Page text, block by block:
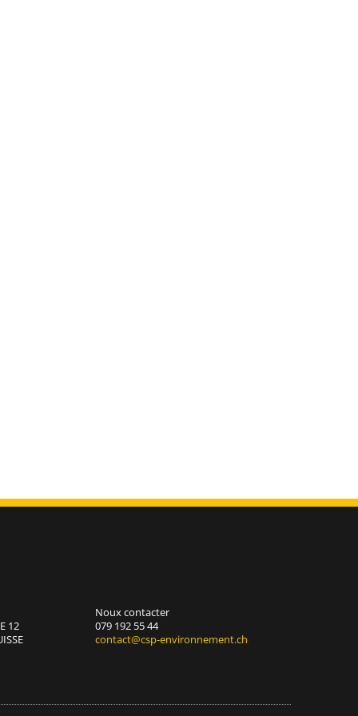
12
Noux contacter
079 192 55 44
contact@csp-environnement.ch